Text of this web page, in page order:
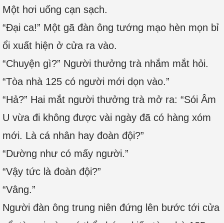
Một hơi uống cạn sạch.
“Đại ca!” Một gã đàn ông tướng mạo hèn mọn bỉ
ổi xuất hiện ở cửa ra vào.
“Chuyện gì?” Người thưởng trà nhắm mắt hỏi.
“Tòa nhà 125 có người mới dọn vào.”
“Hả?” Hai mắt người thưởng trà mở ra: “Sói Âm
U vừa đi không được vài ngày đã có hàng xóm
mới. Là cá nhân hay đoàn đội?”
“Dường như có mấy người.”
“Vậy tức là đoàn đội?”
“Vâng.”
Người đàn ông trung niên đứng lên bước tới cửa